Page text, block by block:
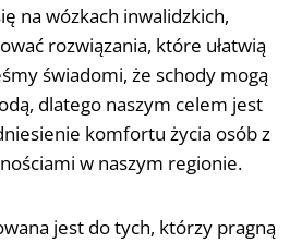
na wózkach inwalidzkich,
rozwiązania, które ułatwią
świadomi, że schody mogą
dlatego naszym celem jest
komfortu życia osób z
w naszym regionie.
jest do tych, którzy pragną